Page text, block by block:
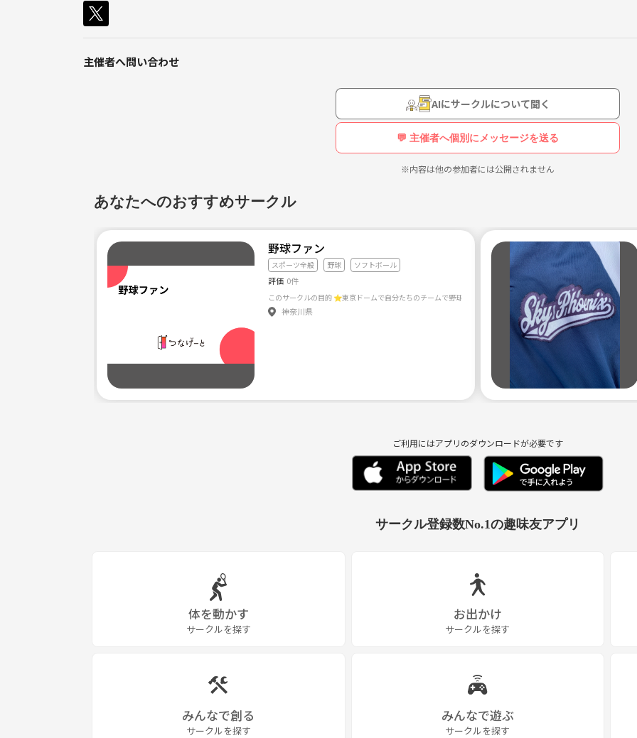
平均年齢:27歳
☆★一緒にソフトボールをしませんか？☆★
2020年4月に始動した我がチーム。
④年齢は問いませんが、18～35歳まで大募集！(大学生歓迎)
チームのインスタグラムもあります！
写真もたくさん載せてますので、是非【大阪ポパイズ】でご検索下さい✔️
インスタグラムからのDMもお待ちしてます！
気になる方、是非ご連絡をお待ちしております＼(^-^)／
ちなみに、今年度は3月より活動予定です！
よろしくお願いします😀
主催者へ問い合わせ
AIにサークルについて聞く
💬 主催者へ個別にメッセージを送る
※内容は他の参加者には公開されません
あなたへのおすすめサークル
野球ファン
スポーツ全般 野球 ソフトボール
評価 0件
神奈川県
ご利用にはアプリのダウンロードが必要です
サークル登録数No.1の趣味友アプリ
体を動かす
サークルを探す
お出かけ
サークルを探す
みんなで創る
サークルを探す
みんなで遊ぶ
サークルを探す